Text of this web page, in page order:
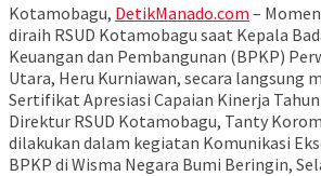
Kotamobagu, DetikManado.com –
diraih RSUD Kotamobagu saat Kepala
Keuangan dan Pembangunan (BPKP)
Utara, Heru Kurniawan, secara langsung
Sertifikat Apresiasi Capaian Kinerja Tahun
Direktur RSUD Kotamobagu, Tanty
dilakukan dalam kegiatan Komunikasi
BPKP di Wisma Negara Bumi Beringin,